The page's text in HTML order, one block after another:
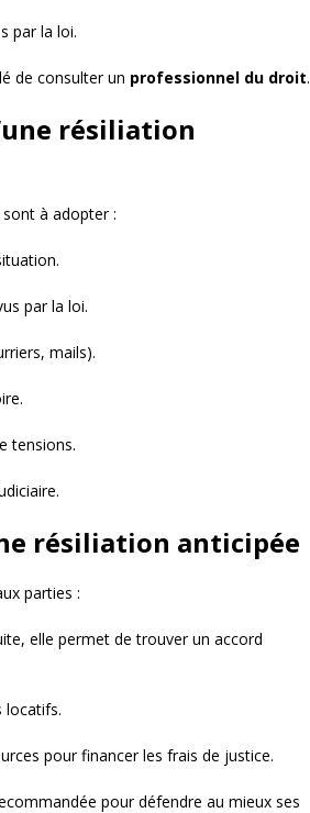
par la loi.
de consulter un professionnel du droit.
résiliation
à adopter :
par la loi.
mails).
tensions.
résiliation anticipée
parties :
elle permet de trouver un accord
locatifs.
pour financer les frais de justice.
pour défendre au mieux ses